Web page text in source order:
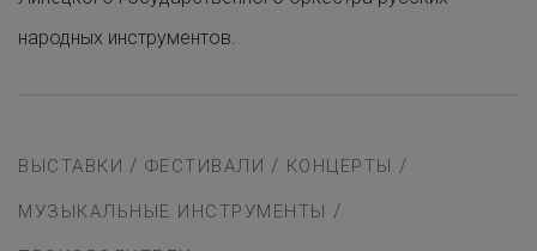
народных инструментов.
ВЫСТАВКИ / ФЕСТИВАЛИ / КОНЦЕРТЫ /
МУЗЫКАЛЬНЫЕ ИНСТРУМЕНТЫ /